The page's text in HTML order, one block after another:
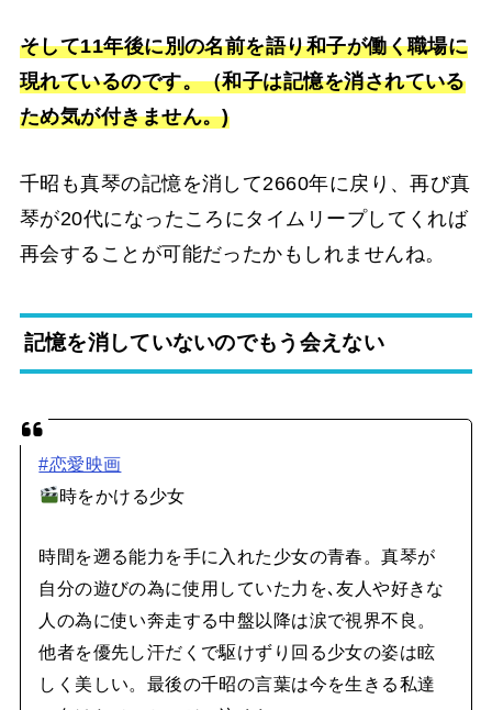
そして11年後に別の名前を語り和子が働く職場に
現れているのです。（和子は記憶を消されている
ため気が付きません。)
千昭も真琴の記憶を消して2660年に戻り、再び真
琴が20代になったころにタイムリープしてくれば
再会することが可能だったかもしれませんね。
記憶を消していないのでもう会えない
#恋愛映画
時をかける少女
時間を遡る能力を手に入れた少女の青春。真琴が
自分の遊びの為に使用していた力を､友人や好きな
人の為に使い奔走する中盤以降は涙で視界不良。
他者を優先し汗だくで駆けずり回る少女の姿は眩
しく美しい。最後の千昭の言葉は今を生きる私達